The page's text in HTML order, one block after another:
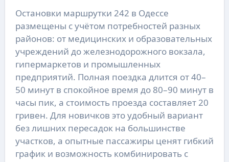
Остановки маршрутки 242 в Одессе
размещены с учётом потребностей разных
районов: от медицинских и образовательных
учреждений до железнодорожного вокзала,
гипермаркетов и промышленных
предприятий. Полная поездка длится от 40–
50 минут в спокойное время до 80–90 минут в
часы пик, а стоимость проезда составляет 20
гривен. Для новичков это удобный вариант
без лишних пересадок на большинстве
участков, а опытные пассажиры ценят гибкий
график и возможность комбинировать с